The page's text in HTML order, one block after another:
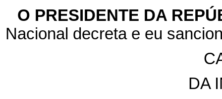
O PRESIDENTE DA
Nacional decreta e eu
DA